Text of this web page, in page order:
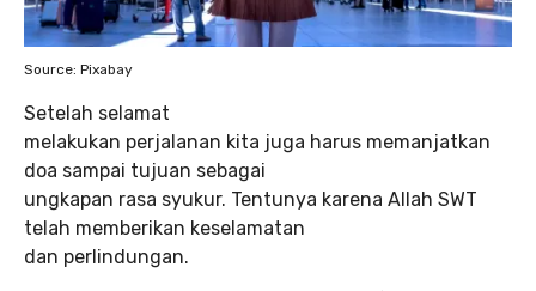
Source: Pixabay
Setelah selamat
melakukan perjalanan kita juga harus memanjatkan
doa sampai tujuan sebagai
ungkapan rasa syukur. Tentunya karena Allah SWT
telah memberikan keselamatan
dan perlindungan.